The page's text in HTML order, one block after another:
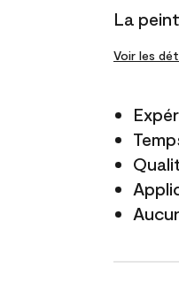
La
Voir les